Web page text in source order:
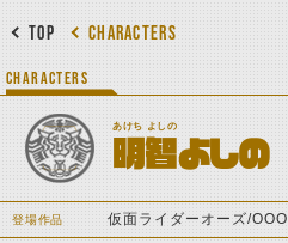
CHARACTERS
TOP
CHARACTERS
あけち よしの
明智よしの
登場作品 仮面ライダーオーズ/OOO